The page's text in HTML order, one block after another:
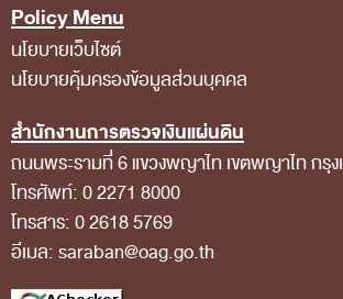
สภาพ
สรุปผลการจัดซื้อจัดจ้าง
ข้อมูลสาระสำคัญในสัญญา
การรายงานผลการจัดซื้อจัดจ้าง หรือการจัด
พัสดุ
การประเมิน ITA
Policy Menu
นโยบายเว็บไซต์
นโยบายคุ้มครองข้อมูลส่วนบุคคล
สำนักงานการตรวจเงินแผ่นดิน
ถนนพระรามที่ 6 แขวงพญาไท เขตพญาไท กรุ
โทรศัพท์: 0 2271 8000
โทรสาร: 0 2618 5769
อีเมล: saraban@oag.go.th